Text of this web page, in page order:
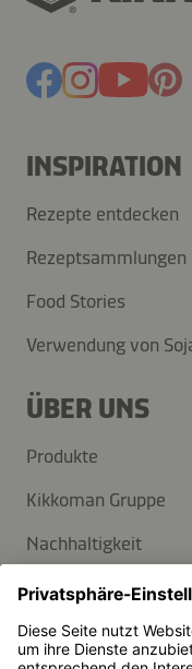
INSPIRATION
Rezepte entdecken
Rezeptsammlungen
Food Stories
Verwendung von
ÜBER UNS
Produkte
Kikkoman Gruppe
Nachhaltigkeit
FAQ